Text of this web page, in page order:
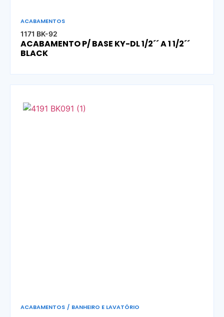
ACABAMENTOS
1171 BK-92
ACABAMENTO P/ BASE KY-DL 1/2´´ A 1 1/2´´
BLACK
ACABAMENTOS / BANHEIRO E LAVATÓRIO